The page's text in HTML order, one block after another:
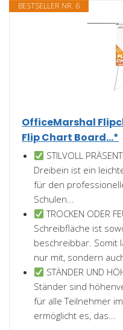
BESTSELLER NR. 6
OfficeMarshal
Flip Chart Board...*
STILVOLL
Dreibein ist ein
für den
Schulen...
TROCKEN ODER
Schreibfläche ist
beschreibbar. Somit
nur mit, sondern
STÄNDER UND
Ständer sind
für alle Teilnehmer
ermöglicht es, das...